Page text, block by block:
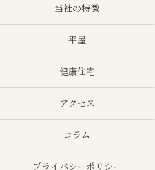
当社の特徴
平屋
健康住宅
アクセス
コラム
プライバシーポリシー